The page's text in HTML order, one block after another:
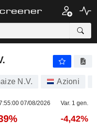
N.V. Azioni
07/08/2026 Var. 1 gen.
-4,42%